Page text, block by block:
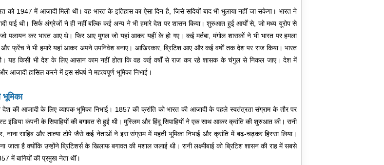
को 1947 में आजादी मिली थी। वह भारत के इतिहास का ऐसा दिन है, जिसे सदियों बाद भी भुलाया नहीं जा सकेगा। भारत ने
पाई थी। सिर्फ अंग्रेजों ने ही नहीं बल्कि कई अन्य ने भी हमारे देश पर शासन किया। शुरुआत हुई आर्यों से, जो मध्य यूरोप से
जो पलायन कर भारत आए थे। फिर आए मुगल जो यहां आकर यहीं के हो गए। कई मर्तबा, मंगोल शासकों ने भी भारत पर हमला
फ्रेंच ने भी हमारे यहां आकर अपने उपनिवेश बनाए। आखिरकार, ब्रिटिश आए और कई वर्षों तक देश पर राज किया। भारत
यह किसी भी देश के लिए आसान काम नहीं होता कि वह कई वर्षों से राज कर रहे शासक के चंगुल से निकल जाए। देश में
हासिल करने में इस संघर्ष ने महत्वपूर्ण भूमिका निभाई।
भूमिका
देश की आजादी के लिए व्यापक भूमिका निभाई। 1857 की क्रांति को भारत की आजादी के पहले स्वतंत्रता संग्राम के तौर पर
कंपनी के सिपाहियों की बगावत से हुई थी। मुस्लिम और हिंदू सिपाहियों ने एक साथ आकर क्रांति की शुरुआत की। रानी
नाना साहिब और तात्या टोपे जैसे कई नेताओं ने इस संग्राम में महती भूमिका निभाई और क्रांति में बढ़-चढ़कर हिस्सा लिया।
जाता है क्योंकि उन्होंने ब्रिटिशर्स के खिलाफ बगावत की मशाल जलाई थी। रानी लक्ष्मीबाई को ब्रिटिश शासन की राह में सबसे
में बागियों की प्रमुख नेता थीं।